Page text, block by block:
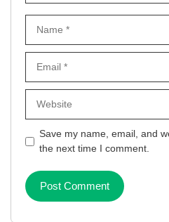
Save my name, email, and
the next time I comment.